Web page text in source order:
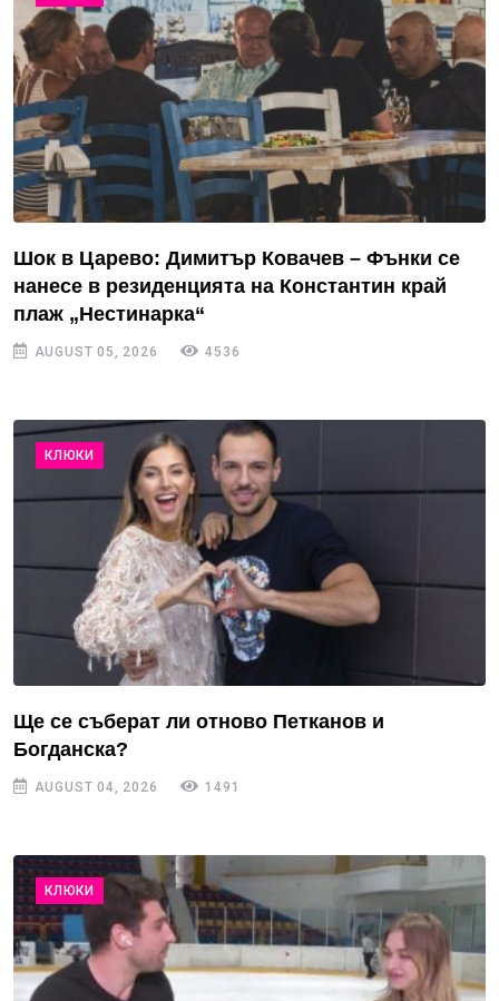
Шок в Царево: Димитър Ковачев – Фънки се
нанесе в резиденцията на Константин край
плаж „Нестинарка“
AUGUST 05, 2026 4536
КЛЮКИ
Ще се съберат ли отново Петканов и
Богданска?
AUGUST 04, 2026 1491
КЛЮКИ